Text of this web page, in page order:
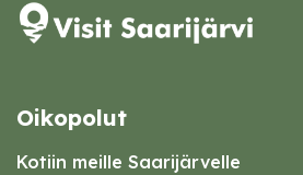
Oikopolut
Kotiin meille Saarijärvelle